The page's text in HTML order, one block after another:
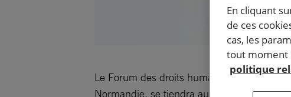
Le Forum des droits humains sur le thème
Normandie, se tiendra au Conseil
En cliquant
de ces
cas, les
tout moment
politique